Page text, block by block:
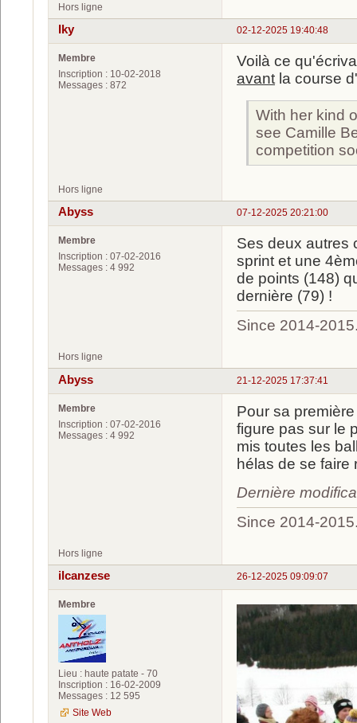
Hors ligne
02-12-2025 19:40:48
Iky
Membre
Inscription : 10-02-2018
Messages : 872
Voilà ce
avant la course
With her kind
see Camille
competition
Hors ligne
07-12-2025 20:21:00
Abyss
Membre
Inscription : 07-02-2016
Messages : 4 992
Ses deux autres
sprint et une
de points (148)
dernière (79) !
Since 2014-
Hors ligne
21-12-2025 17:37:41
Abyss
Membre
Inscription : 07-02-2016
Messages : 4 992
Pour sa
figure pas sur le
mis toutes les
hélas de se faire
Dernière
Since 2014-
Hors ligne
26-12-2025 09:09:07
ilcanzese
Membre
Lieu : haute patate - 70
Inscription : 16-02-2009
Messages : 12 595
Site Web